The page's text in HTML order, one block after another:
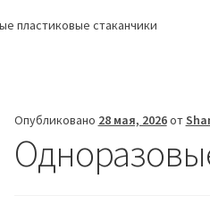
пластиковые стаканчики
Опубликовано 28 мая, 2026от